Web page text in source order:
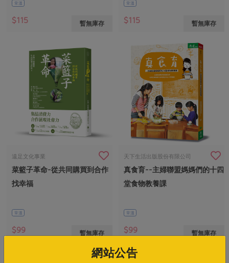
素食專區
高麗菜海鮮煎餅
地區活動
活動報下載
常溫
$115 暫無庫存
常溫
$115 暫無庫存
遠足文化事業
菜籃子革命-從共同購買到合作
找幸福
常溫
$99 暫無庫存
天下生活出版股份有限公司
真食育--主婦聯盟媽媽們的十四
堂食物教養課
常溫
$99 暫無庫存
網站公告